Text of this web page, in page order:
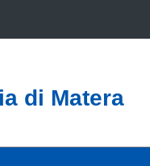
di Matera